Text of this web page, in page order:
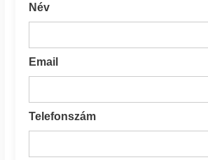
Név
Email
Telefonszám